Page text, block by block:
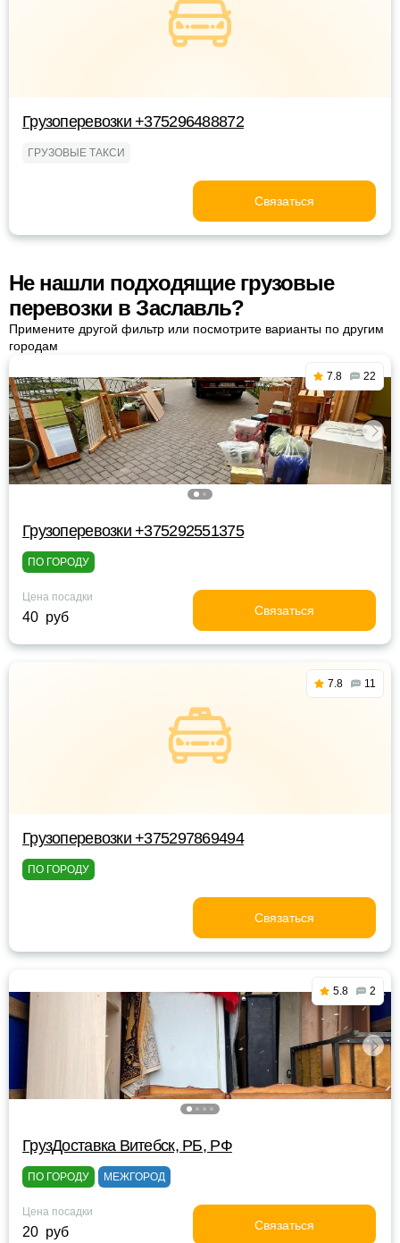
Грузоперевозки +375296488872
ГРУЗОВЫЕ ТАКСИ
Связаться
Не нашли подходящие грузовые
перевозки в Заславль?
Примените другой фильтр или посмотрите варианты по другим
городам
7.8 22
Грузоперевозки +375292551375
ПО ГОРОДУ
Цена посадки
40 руб Связаться
7.8 11
Грузоперевозки +375297869494
ПО ГОРОДУ
Связаться
5.8 2
ГрузДоставка Витебск, РБ, РФ
ПО ГОРОДУ МЕЖГОРОД
Цена посадки
20 руб Связаться